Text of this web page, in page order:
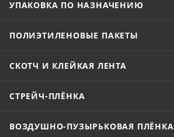
УПАКОВКА ПО НАЗНАЧЕНИЮ
ПОЛИЭТИЛЕНОВЫЕ ПАКЕТЫ
СКОТЧ И КЛЕЙКАЯ ЛЕНТА
СТРЕЙЧ-ПЛЁНКА
ВОЗДУШНО-ПУЗЫРЬКОВАЯ ПЛЁНКА